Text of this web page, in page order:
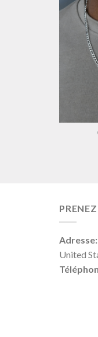
Adresse:
United